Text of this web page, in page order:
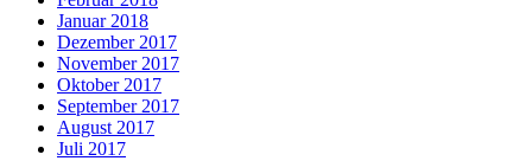
Januar 2018
Dezember 2017
November 2017
Oktober 2017
September 2017
August 2017
Juli 2017